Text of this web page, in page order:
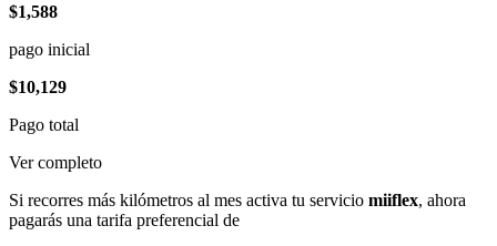
$1,588
pago inicial
$10,129
Pago total
Ver completo
Si recorres más kilómetros al mes activa tu servicio miiflex, ahora
pagarás una tarifa preferencial de